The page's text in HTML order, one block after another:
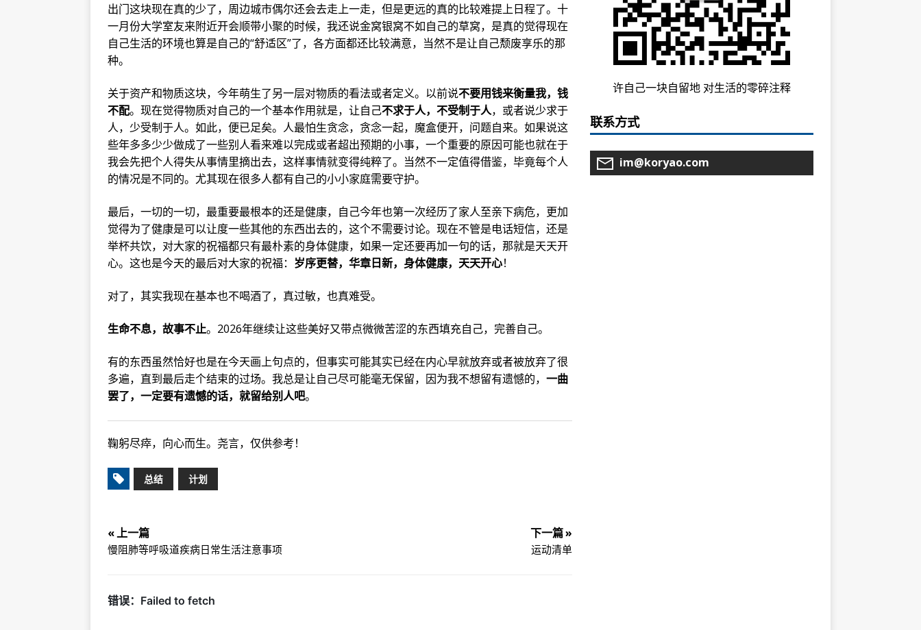
出门这块现在真的少了，周边城市偶尔还会去走上一走，但是更远的真的比较难提上日程了。十
一月份大学室友来附近开会顺带小聚的时候，我还说金窝银窝不如自己的草窝，是真的觉得现在
自己生活的环境也算是自己的“舒适区”了，各方面都还比较满意，当然不是让自己颓废享乐的那
种。
关于资产和物质这块，今年萌生了另一层对物质的看法或者定义。以前说不要用钱来衡量我，钱
不配。现在觉得物质对自己的一个基本作用就是，让自己不求于人，不受制于人，或者说少求于
人，少受制于人。如此，便已足矣。人最怕生贪念，贪念一起，魔盒便开，问题自来。如果说这
些年多多少少做成了一些别人看来难以完成或者超出预期的小事，一个重要的原因可能也就在于
我会先把个人得失从事情里摘出去，这样事情就变得纯粹了。当然不一定值得借鉴，毕竟每个人
的情况是不同的。尤其现在很多人都有自己的小小家庭需要守护。
最后，一切的一切，最重要最根本的还是健康，自己今年也第一次经历了家人至亲下病危，更加
觉得为了健康是可以让度一些其他的东西出去的，这个不需要讨论。现在不管是电话短信，还是
举杯共饮，对大家的祝福都只有最朴素的身体健康，如果一定还要再加一句的话，那就是天天开
心。这也是今天的最后对大家的祝福： 岁序更替，华章日新，身体健康，天天开心！
对了，其实我现在基本也不喝酒了，真过敏，也真难受。
生命不息，故事不止。2026年继续让这些美好又带点微微苦涩的东西填充自己，完善自己。
有的东西虽然恰好也是在今天画上句点的，但事实可能其实已经在内心早就放弃或者被放弃了很
多遍，直到最后走个结束的过场。我总是让自己尽可能毫无保留，因为我不想留有遗憾的， 一曲
罢了，一定要有遗憾的话，就留给别人吧。
鞠躬尽瘁，向心而生。尧言，仅供参考！
总结 计划
« 上一篇
慢阻肺等呼吸道疾病日常生活注意事项
下一篇 »
运动清单
许自己一块自留地 对生活的零碎注释
联系方式
im@koryao.com